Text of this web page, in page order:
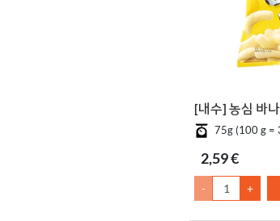
[내수] 농심 바
75g (100 g =
2,59 €
- +